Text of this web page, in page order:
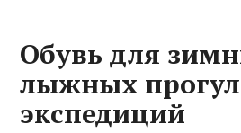
Обувь для
лыжных
экспедиций